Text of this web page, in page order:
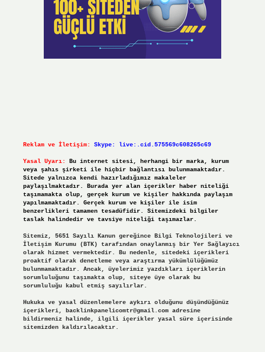
Reklam ve İletişim: Skype: live:.cid.575569c608265c69
Yasal Uyarı:
Bu internet sitesi, herhangi bir marka, kurum
veya şahıs şirketi ile hiçbir bağlantısı bulunmamaktadır.
Sitede yalnızca kendi hazırladığımız makaleler
paylaşılmaktadır. Burada yer alan içerikler haber niteliği
taşımamakta olup, gerçek kurum ve kişiler hakkında paylaşım
yapılmamaktadır. Gerçek kurum ve kişiler ile isim
benzerlikleri tamamen tesadüfidir. Sitemizdeki bilgiler
taslak halindedir ve tavsiye niteliği taşımazlar.
Sitemiz, 5651 Sayılı Kanun gereğince Bilgi Teknolojileri ve
İletişim Kurumu (BTK) tarafından onaylanmış bir Yer Sağlayıcı
olarak hizmet vermektedir. Bu nedenle, sitedeki içerikleri
proaktif olarak denetleme veya araştırma yükümlülüğümüz
bulunmamaktadır. Ancak, üyelerimiz yazdıkları içeriklerin
sorumluluğunu taşımakta olup, siteye üye olarak bu
sorumluluğu kabul etmiş sayılırlar.
Hukuka ve yasal düzenlemelere aykırı olduğunu düşündüğünüz
içerikleri, backlinkpanelicomtr@gmail.comadresine
bildirmeniz halinde, ilgili içerikler yasal süre içerisinde
sitemizden kaldırılacaktır.